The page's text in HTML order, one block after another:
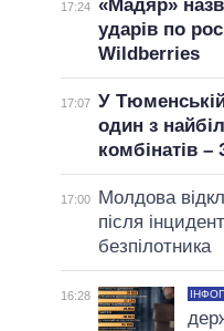
17:24 «Мадяр»
ударів по
Wildberries
17:07 У
один з
комбінатів –
17:00
Молдова
після
безпілотника
16:28